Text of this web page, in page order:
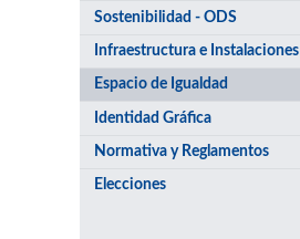
Sostenibilidad - ODS
Infraestructura e Instalaciones
Espacio de Igualdad
Identidad Gráfica
Normativa y Reglamentos
Elecciones